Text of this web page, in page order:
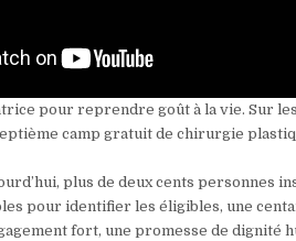
pour reprendre goût à la vie. Sur
camp gratuit de chirurgie
plus de deux cents personnes
pour identifier les éligibles, une
fort, une promesse de dignité